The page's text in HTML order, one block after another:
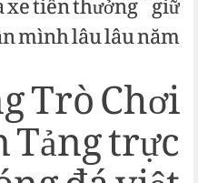
mình lâu lâu năm.
Trò Chơi
trực